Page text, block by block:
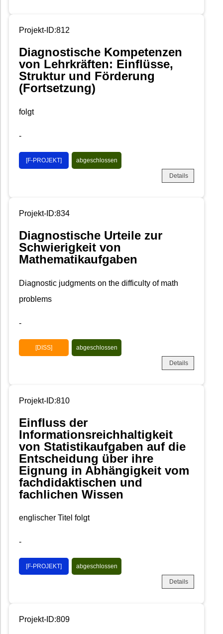
Projekt-ID:812
Diagnostische Kompetenzen
von Lehrkräften: Einflüsse,
Struktur und Förderung
(Fortsetzung)
folgt
-
[F-PROJEKT] abgeschlossen
Details
Projekt-ID:834
Diagnostische Urteile zur
Schwierigkeit von
Mathematikaufgaben
Diagnostic judgments on the difficulty of math
problems
-
[DISS] abgeschlossen
Details
Projekt-ID:810
Einfluss der
Informationsreichhaltigkeit
von Statistikaufgaben auf die
Entscheidung über ihre
Eignung in Abhängigkeit vom
fachdidaktischen und
fachlichen Wissen
englischer Titel folgt
-
[F-PROJEKT] abgeschlossen
Details
Projekt-ID:809